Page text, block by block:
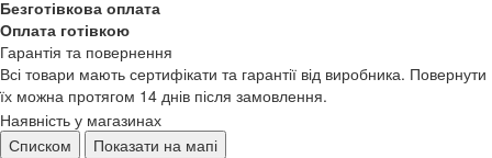
Безготівкова оплата
Оплата готівкою
Гарантія та повернення
Всі товари мають сертифікати та гарантії від виробника. Повернути
їх можна протягом 14 днів після замовлення.
Наявність у магазинах
Списком
Показати на мапі